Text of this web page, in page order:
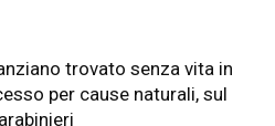
trovato senza vita in
per cause naturali, sul